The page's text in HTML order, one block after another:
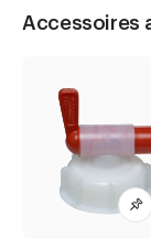
Accessoires